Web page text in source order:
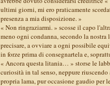
ultimi giorni, mi ero praticamente
presenza a mia disposizione. »
« Non ringraziarmi. » scosse il capo
meno ogni condanna, secondo la
precisare, a ovviare a ogni possibile
in forze prima di consegnartela e,
« Ancora questa litania… » storse le
curiosità in tal senso, neppure
propria lama, pur occasione gaudio per